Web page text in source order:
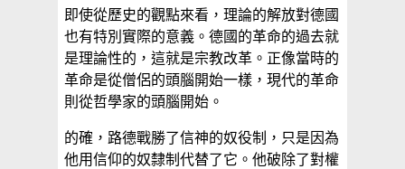
即使從歷史的觀點來看，理論的解放對德國
也有特別實際的意義。德國的革命的過去就
是理論性的，這就是宗教改革。正像當時的
革命是從僧侶的頭腦開始一樣，現代的革命
則從哲學家的頭腦開始。
的確，路德戰勝了信神的奴役制，只是因為
他用信仰的奴隸制代替了它。他破除了對權